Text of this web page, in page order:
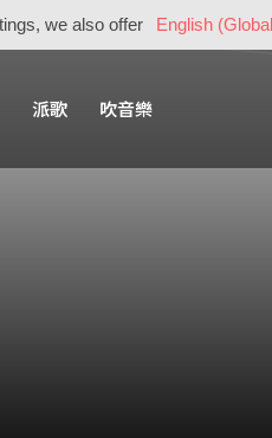
we also offer English
派歌 吹音樂